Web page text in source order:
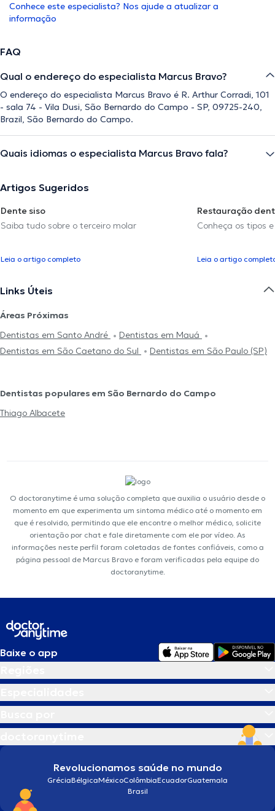
Conhece este especialista? Nos ajude a atualizar a
informação
FAQ
Qual o endereço do especialista Marcus Bravo?
O endereço do especialista Marcus Bravo é R. Arthur Corradi, 101
- sala 74 - Vila Dusi, São Bernardo do Campo - SP, 09725-240,
Brazil, São Bernardo do Campo.
Quais idiomas o especialista Marcus Bravo fala?
Artigos Sugeridos
Dente siso
Saiba tudo sobre o terceiro molar
Leia o artigo completo
Restauração
Conheça os tipos
Leia o artigo
Links Úteis
Áreas Próximas
Dentistas em Santo André
Dentistas em Mauá
Dentistas em São Caetano do Sul
Dentistas em São Paulo (SP)
Dentistas populares em São Bernardo do Campo
Thiago Albacete
O doctoranytime é uma solução completa que auxilia o usuário desde o
momento em que experimenta um sintoma médico até o momento em
que é resolvido, permitindo que ele encontre o melhor médico, solicite
orientação por chat e fale diretamente com ele por vídeo. As
informações neste perfil foram coletadas de fontes confiáveis, como a
página pessoal de Marcus Bravo e foram verificadas pela equipe do
doctoranytime.
Baixe o app
Revolucionamos saúde no mundo
GréciaBélgicaMéxicoColômbiaEcuadorGuatemala
Brasil